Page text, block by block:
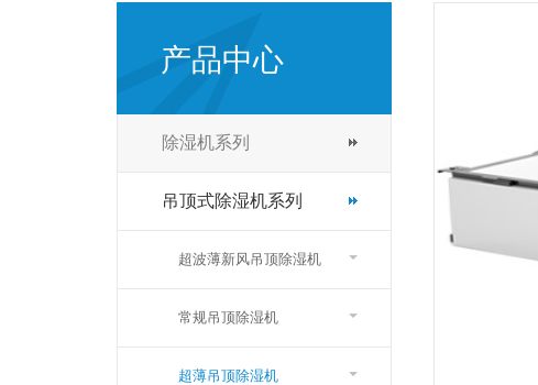
产品中心
除湿机系列
吊顶式除湿机系列
超波薄新风吊顶除湿机
常规吊顶除湿机
超薄吊顶除湿机